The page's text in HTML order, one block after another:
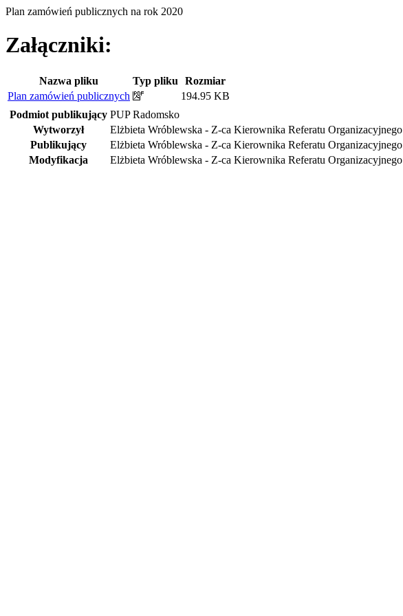
Plan zamówień publicznych na rok 2020
Załączniki:
Nazwa pliku Typ pliku
Rozmiar
Plan zamówień publicznych
194.95 KB
Podmiot publikujący PUP Radomsko
Wytworzył
Elżbieta Wróblewska - Z-ca Kierownika Referatu Organizacyjnego
Publikujący
Elżbieta Wróblewska - Z-ca Kierownika Referatu Organizacyjnego
Modyfikacja
Elżbieta Wróblewska - Z-ca Kierownika Referatu Organizacyjnego